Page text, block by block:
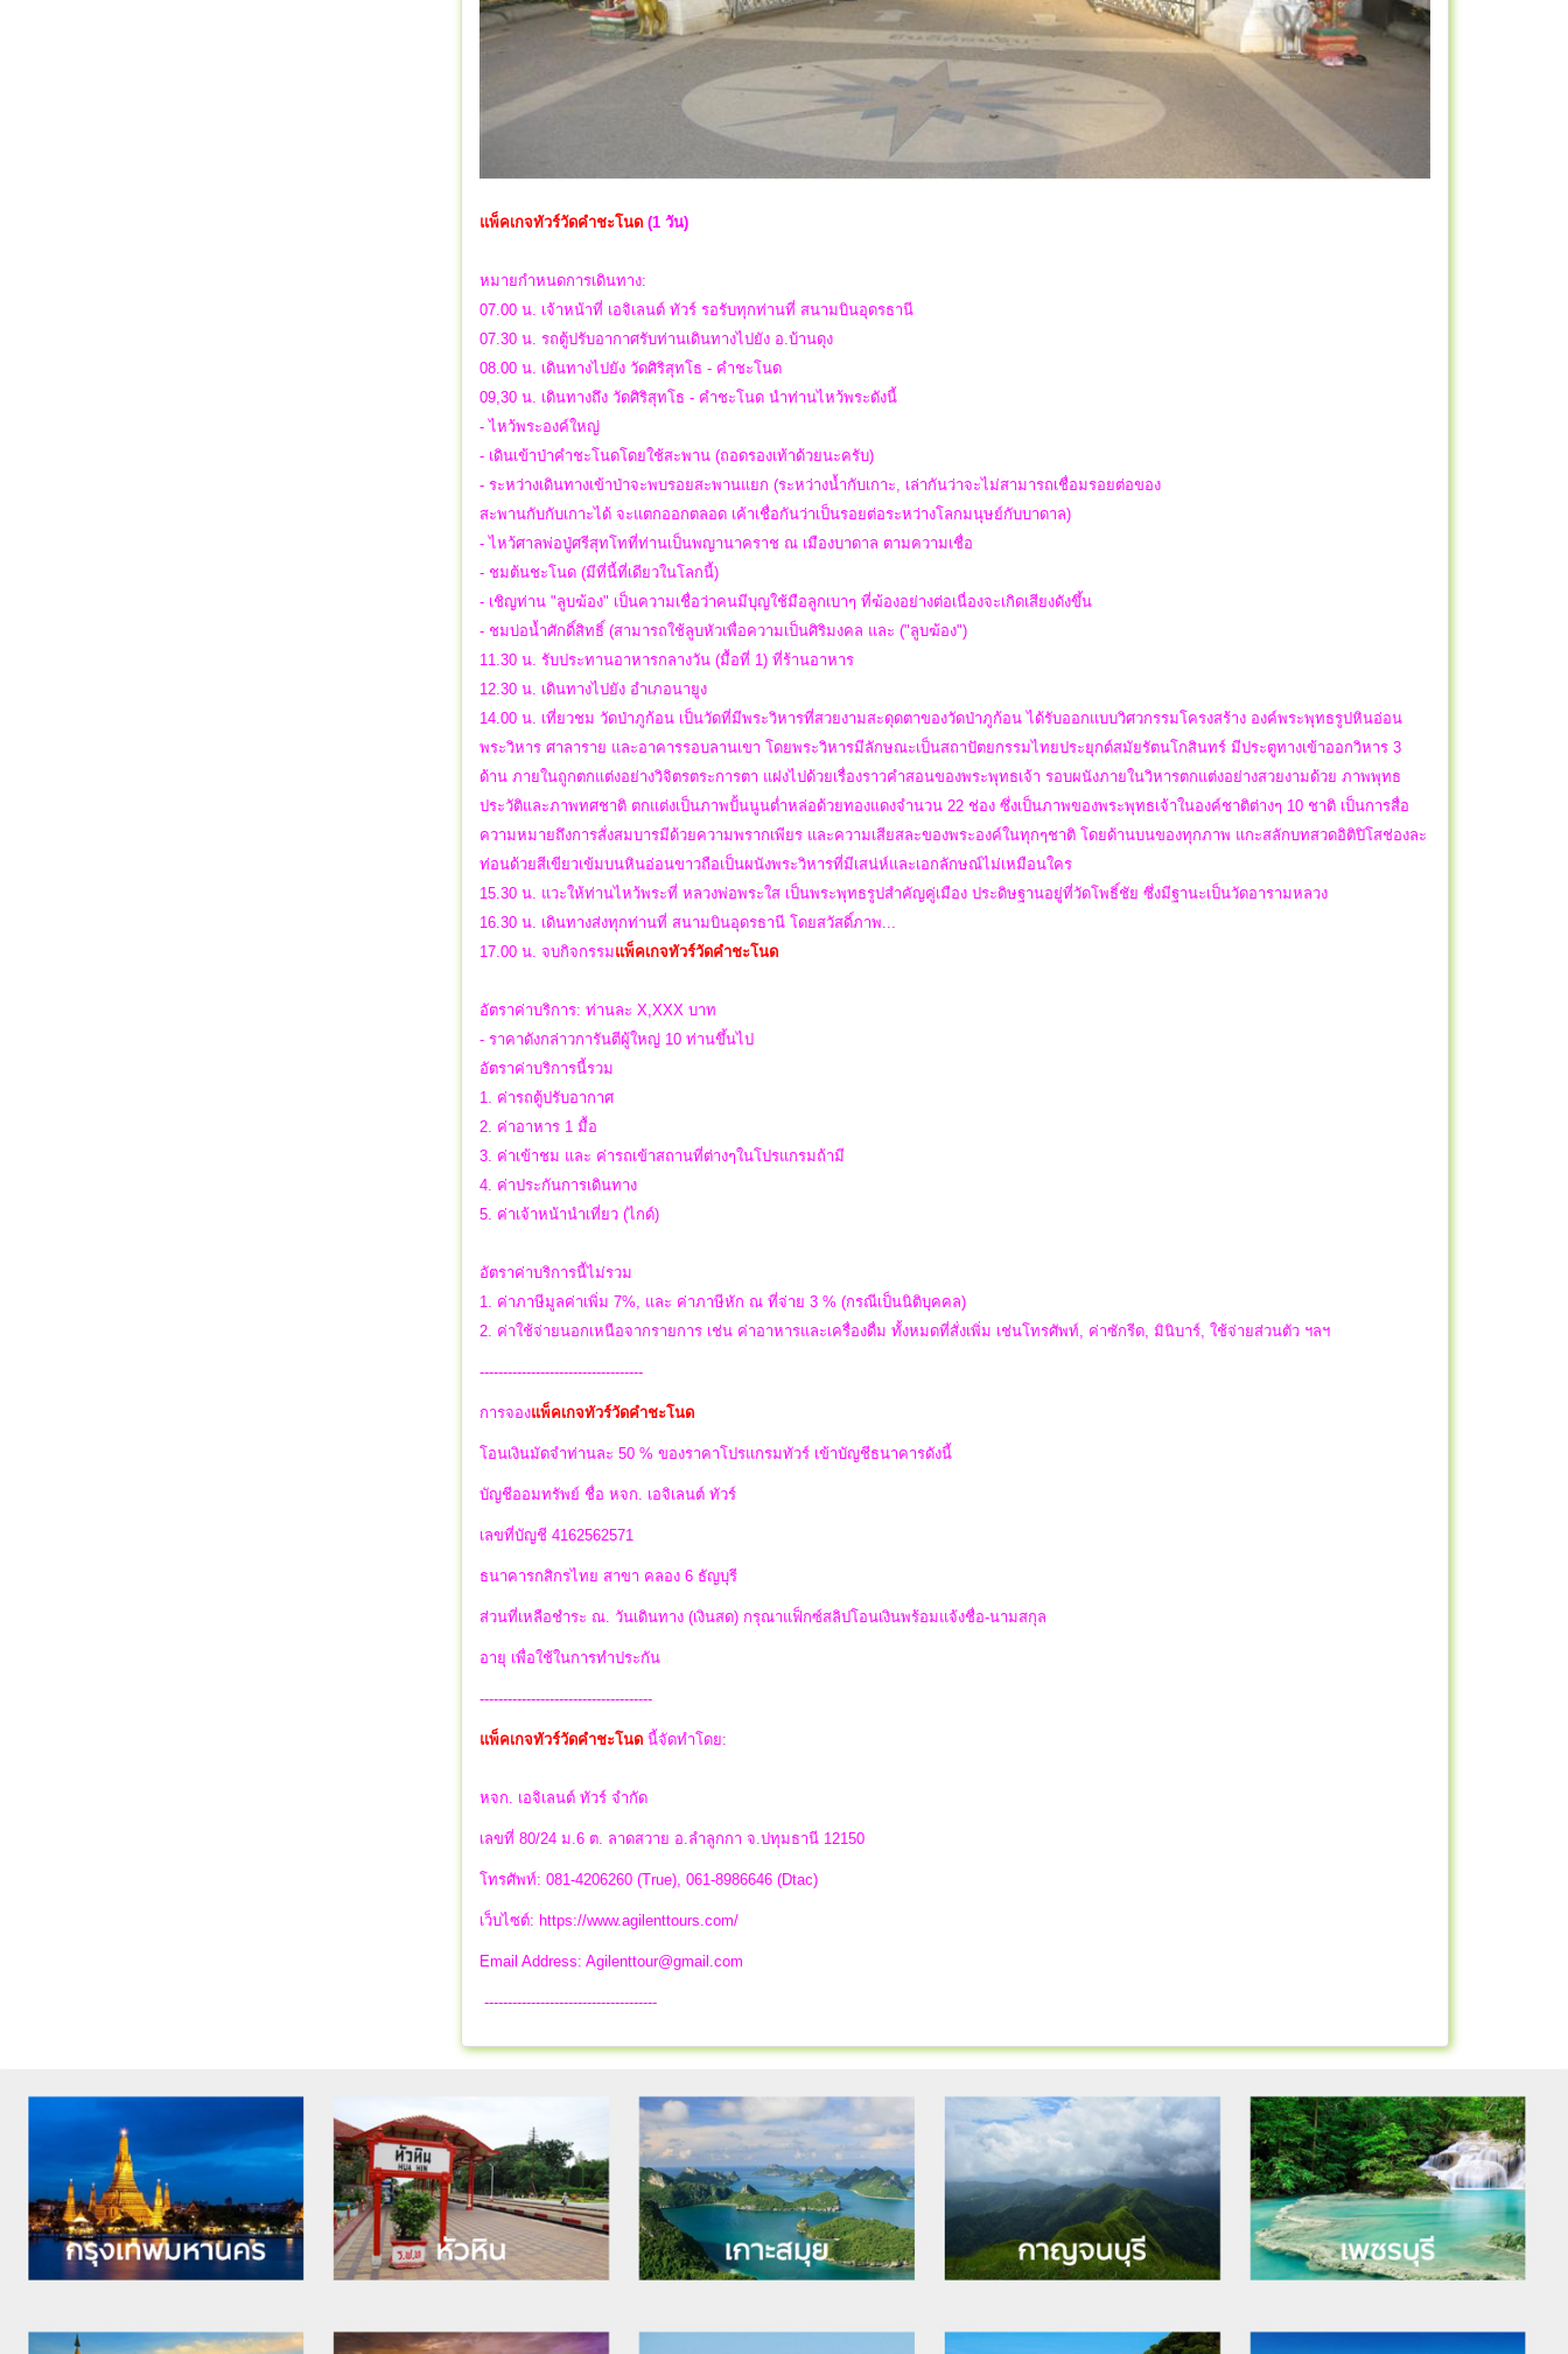
แพ็คเกจทัวร์วัดคำชะโนด(1 วัน)
หมายกำหนดการเดินทาง:
07.00 น. เจ้าหน้าที่ เอจิเลนต์ ทัวร์ รอรับทุกท่านที่ สนามบินอุดรธานี
07.30 น. รถตู้ปรับอากาศรับท่านเดินทางไปยัง อ.บ้านดุง
08.00 น. เดินทางไปยัง วัดศิริสุทโธ - คำชะโนด
09,30 น. เดินทางถึง วัดศิริสุทโธ - คำชะโนด นำท่านไหว้พระดังนี้
- ไหว้พระองค์ใหญ่
- เดินเข้าป่าคำชะโนดโดยใช้สะพาน (ถอดรองเท้าด้วยนะครับ)
- ระหว่างเดินทางเข้าป่าจะพบรอยสะพานแยก (ระหว่างน้ำกับเกาะ, เล่ากันว่าจะไม่สามารถเชื่อมรอยต่อของ
สะพานกับกับเกาะได้ จะแตกออกตลอด เค้าเชื่อกันว่าเป็นรอยต่อระหว่างโลกมนุษย์กับบาดาล)
- ไหว้ศาลพ่อปู่ศรีสุทโทที่ท่านเป็นพญานาคราช ณ เมืองบาดาล ตามความเชื่อ
- ชมต้นชะโนด (มีที่นี้ที่เดียวในโลกนี้)
- เชิญท่าน "ลูบฆ้อง" เป็นความเชื่อว่าคนมีบุญใช้มือลูกเบาๆ ที่ฆ้องอย่างต่อเนื่องจะเกิดเสียงดังขึ้น
- ชมบ่อน้ำศักดิ์สิทธิ์ (สามารถใช้ลูบหัวเพื่อความเป็นศิริมงคล และ ("ลูบฆ้อง")
11.30 น. รับประทานอาหารกลางวัน (มื้อที่ 1) ที่ร้านอาหาร
12.30 น. เดินทางไปยัง อำเภอนายูง
14.00 น. เที่ยวชม วัดป่าภูก้อน เป็นวัดที่มีพระวิหารที่สวยงามสะดุดตาของวัดป่าภูก้อน ได้รับออกแบบวิศวกรรมโครงสร้าง องค์พระพุทธรูปหินอ่อน
พระวิหาร ศาลาราย และอาคารรอบลานเขา โดยพระวิหารมีลักษณะเป็นสถาปัตยกรรมไทยประยุกต์สมัยรัตนโกสินทร์ มีประตูทางเข้าออกวิหาร 3
ด้าน ภายในถูกตกแต่งอย่างวิจิตรตระการตา แฝงไปด้วยเรื่องราวคำสอนของพระพุทธเจ้า รอบผนังภายในวิหารตกแต่งอย่างสวยงามด้วย ภาพพุทธ
ประวัติและภาพทศชาติ ตกแต่งเป็นภาพปั้นนูนต่ำหล่อด้วยทองแดงจำนวน 22 ช่อง ซึ่งเป็นภาพของพระพุทธเจ้าในองค์ชาติต่างๆ 10 ชาติ เป็นการสื่อ
ความหมายถึงการสั่งสมบารมีด้วยความพรากเพียร และความเสียสละของพระองค์ในทุกๆชาติ โดยด้านบนของทุกภาพ แกะสลักบทสวดอิติปิโสช่องละ
ท่อนด้วยสีเขียวเข้มบนหินอ่อนขาวถือเป็นผนังพระวิหารที่มีเสน่ห์และเอกลักษณ์ไม่เหมือนใคร
15.30 น. แวะให้ท่านไหว้พระที่ หลวงพ่อพระใส เป็นพระพุทธรูปสำคัญคู่เมือง ประดิษฐานอยู่ที่วัดโพธิ์ชัย ซึ่งมีฐานะเป็นวัดอารามหลวง
16.30 น. เดินทางส่งทุกท่านที่ สนามบินอุดรธานี โดยสวัสดิ์ภาพ...
17.00 น. จบกิจกรรมแพ็คเกจทัวร์วัดคำชะโนด
อัตราค่าบริการ: ท่านละ X,XXX บาท
- ราคาดังกล่าวการันตีผู้ใหญ่ 10 ท่านขึ้นไป
อัตราค่าบริการนี้รวม
1. ค่ารถตู้ปรับอากาศ
2. ค่าอาหาร 1 มื้อ
3. ค่าเข้าชม และ ค่ารถเข้าสถานที่ต่างๆในโปรแกรมถ้ามี
4. ค่าประกันการเดินทาง
5. ค่าเจ้าหน้านำเที่ยว (ไกด์)
อัตราค่าบริการนี้ไม่รวม
1. ค่าภาษีมูลค่าเพิ่ม 7%, และ ค่าภาษีหัก ณ ที่จ่าย 3 % (กรณีเป็นนิติบุคคล)
2. ค่าใช้จ่ายนอกเหนือจากรายการ เช่น ค่าอาหารและเครื่องดื่ม ทั้งหมดที่สั่งเพิ่ม เช่นโทรศัพท์, ค่าซักรีด, มินิบาร์, ใช้จ่ายส่วนตัว ฯลฯ
-----------------------------------
การจองแพ็คเกจทัวร์วัดคำชะโนด
โอนเงินมัดจำท่านละ 50 % ของราคาโปรแกรมทัวร์ เข้าบัญชีธนาคารดังนี้
บัญชีออมทรัพย์ ชื่อ หจก. เอจิเลนต์ ทัวร์
เลขที่บัญชี 4162562571
ธนาคารกสิกรไทย สาขา คลอง 6 ธัญบุรี
ส่วนที่เหลือชำระ ณ. วันเดินทาง (เงินสด) กรุณาแฟ็กซ์สลิปโอนเงินพร้อมแจ้งชื่อ-นามสกุล
อายุ เพื่อใช้ในการทำประกัน
-------------------------------------
แพ็คเกจทัวร์วัดคำชะโนด นี้จัดทำโดย:
หจก. เอจิเลนต์ ทัวร์ จำกัด
เลขที่ 80/24 ม.6 ต. ลาดสวาย อ.ลำลูกกา จ.ปทุมธานี 12150
โทรศัพท์: 081-4206260 (True), 061-8986646 (Dtac)
เว็บไซต์: https://www.agilenttours.com/
Email Address: Agilenttour@gmail.com
-------------------------------------